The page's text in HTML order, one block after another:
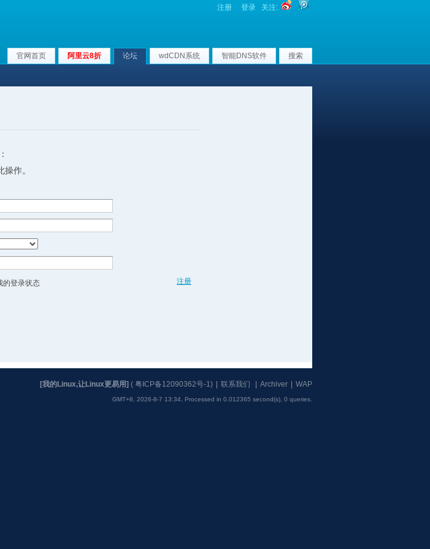
注册 登录 关注:
官网首页 阿里云8折 论坛 wdCDN系统 智能DNS软件 搜索
作。
注册
的登录状态
[我的Linux,让Linux更易用] ( 粤ICP备12090362号-1) 联系我们 Archiver WAP
GMT+8, 2026-8-7 13:34, Processed in 0.012365 second(s), 0 queries